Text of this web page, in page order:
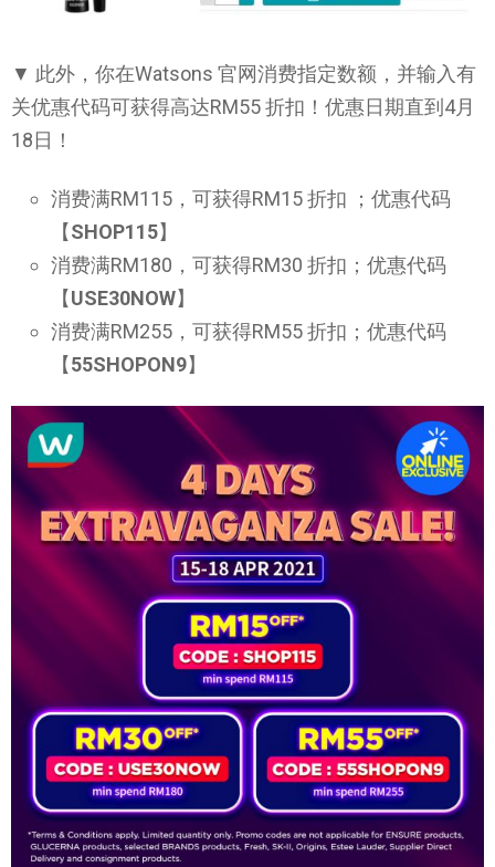
▼ 此外，你在Watsons 官网消费指定数额，并输入有
关优惠代码可获得高达RM55 折扣！优惠日期直到4月
18日！
消费满RM115，可获得RM15 折扣 ；优惠代码
【SHOP115】
消费满RM180，可获得RM30 折扣；优惠代码
【USE30NOW】
消费满RM255，可获得RM55 折扣；优惠代码
【55SHOPON9】